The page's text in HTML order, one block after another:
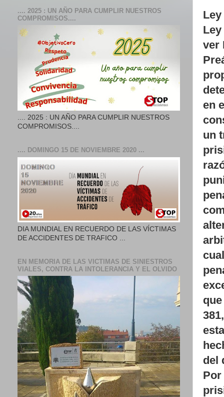
ver
en
un
del
Por
.... 2025 : UN AÑO PARA CUMPLIR NUESTROS
COMPROMISOS....
.... 2025 : UN AÑO PARA CUMPLIR NUESTROS
COMPROMISOS....
.... DOMINGO 15 DE NOVIEMBRE 2020 ...
DIA MUNDIAL EN RECUERDO DE LAS VÍCTIMAS
DE ACCIDENTES DE TRAFICO ...
EN MEMORIA DE LAS VICTIMAS DE SINIESTROS
VIALES, CONTRA LA INTOLERANCIA Y EL OLVIDO